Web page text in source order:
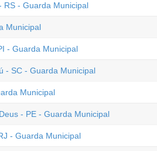
RS - Guarda Municipal
Municipal
- Guarda Municipal
- SC - Guarda Municipal
Municipal
- PE - Guarda Municipal
- Guarda Municipal